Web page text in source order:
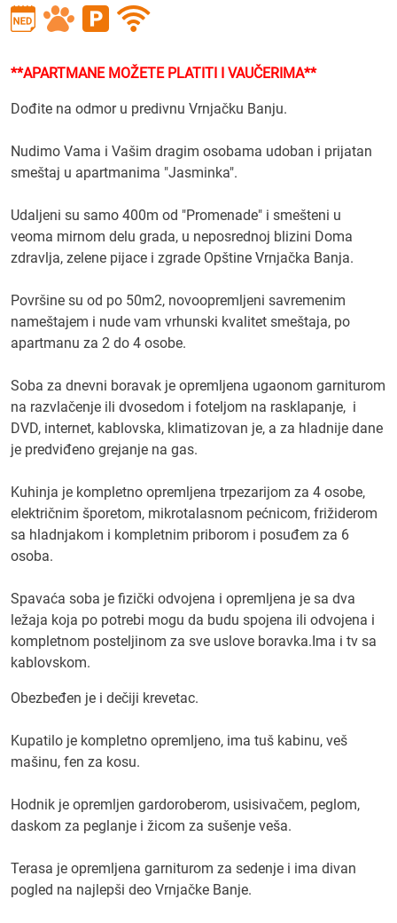
**APARTMANE MOŽETE PLATITI I VAUČERIMA**
Dođite na odmor u predivnu Vrnjačku Banju.
Nudimo Vama i Vašim dragim osobama udoban i prijatan
smeštaj u apartmanima "Jasminka".
Udaljeni su samo 400m od "Promenade" i smešteni u
veoma mirnom delu grada, u neposrednoj blizini Doma
zdravlja, zelene pijace i zgrade Opštine Vrnjačka Banja.
Površine su od po 50m2, novoopremljeni savremenim
nameštajem i nude vam vrhunski kvalitet smeštaja, po
apartmanu za 2 do 4 osobe.
Soba za dnevni boravak je opremljena ugaonom garniturom
na razvlačenje ili dvosedom i foteljom na rasklapanje, i
DVD, internet, kablovska, klimatizovan je, a za hladnije dane
je predviđeno grejanje na gas.
Kuhinja je kompletno opremljena trpezarijom za 4 osobe,
električnim šporetom, mikrotalasnom pećnicom, frižiderom
sa hladnjakom i kompletnim priborom i posuđem za 6
osoba.
Spavaća soba je fizički odvojena i opremljena je sa dva
ležaja koja po potrebi mogu da budu spojena ili odvojena i
kompletnom posteljinom za sve uslove boravka.Ima i tv sa
kablovskom.
Obezbeđen je i dečiji krevetac.
Kupatilo je kompletno opremljeno, ima tuš kabinu, veš
mašinu, fen za kosu.
Hodnik je opremljen gardoroberom, usisivačem, peglom,
daskom za peglanje i žicom za sušenje veša.
Terasa je opremljena garniturom za sedenje i ima divan
pogled na najlepši deo Vrnjačke Banje.